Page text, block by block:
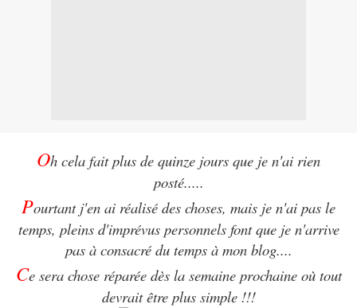
Oh cela fait plus de quinze jours que je n'ai rien
posté.....
Pourtant j'en ai réalisé des choses, mais je n'ai pas le
temps, pleins d'imprévus personnels font que je n'arrive
pas à consacré du temps à mon blog....
Ce sera chose réparée dès la semaine prochaine où tout
devrait être plus simple !!!